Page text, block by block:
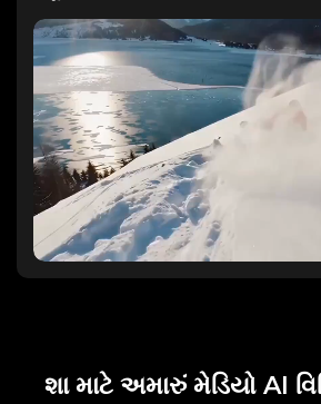
શા માટે અમારું મેડિયો AI